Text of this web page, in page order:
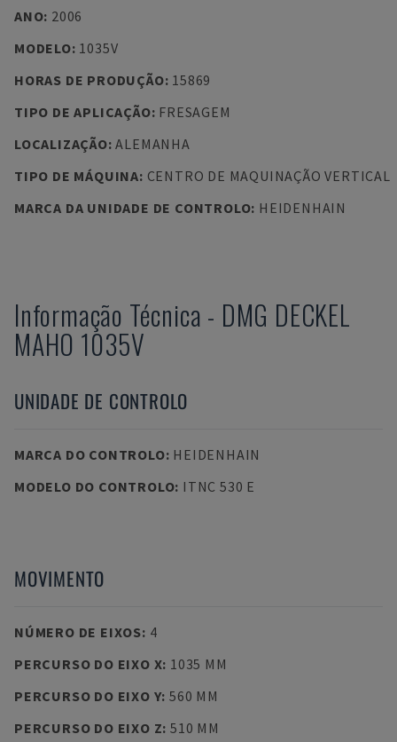
ANO: 2006
MODELO: 1035V
HORAS DE PRODUÇÃO: 15869
TIPO DE APLICAÇÃO: FRESAGEM
LOCALIZAÇÃO:ALEMANHA
TIPO DE MÁQUINA: CENTRO DE MAQUINAÇÃO VERTICAL
MARCA DA UNIDADE DE CONTROLO: HEIDENHAIN
Informação Técnica - DMG DECKEL
MAHO 1035V
UNIDADE DE CONTROLO
MARCA DO CONTROLO: HEIDENHAIN
MODELO DO CONTROLO: ITNC 530 E
MOVIMENTO
NÚMERO DE EIXOS: 4
PERCURSO DO EIXO X: 1035 MM
PERCURSO DO EIXO Y: 560 MM
PERCURSO DO EIXO Z: 510 MM